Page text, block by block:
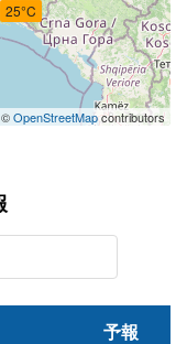
25°C
©OpenStreetMapcontributors
予報